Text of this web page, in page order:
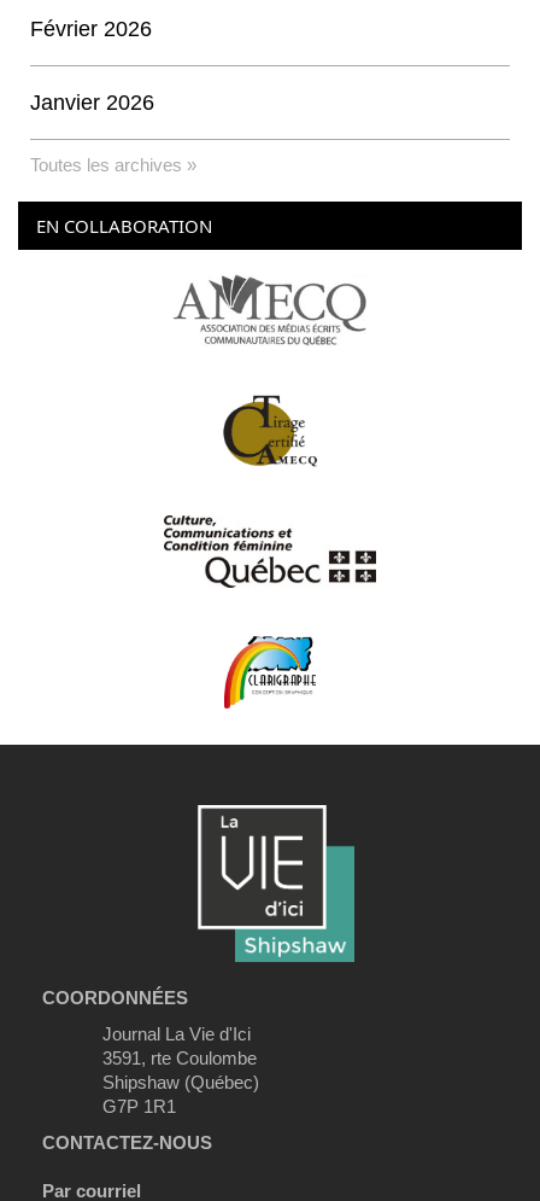
Février 2026
Janvier 2026
Toutes les archives »
EN COLLABORATION
COORDONNÉES
Journal La Vie d'Ici
3591, rte Coulombe
Shipshaw (Québec)
G7P 1R1
CONTACTEZ-NOUS
Par courriel